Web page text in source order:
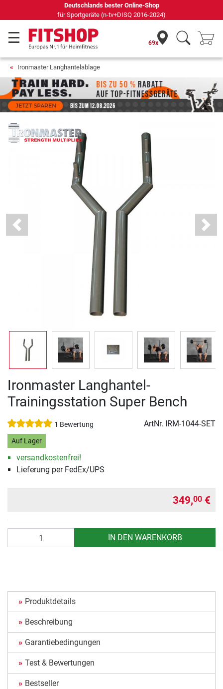
bester Online-Shop
(n-tv+DISQ 2016-2024)
69x
Ironmaster Langhantelablage
Previous Next
Ironmaster Langhantel-
Trainingsstation Super Bench
1 Bewertung ArtNr. IRM-1044-SET
Auf Lager
versandkostenfrei!
Lieferung per FedEx/UPS
349,00 €
IN DEN WARENKORB
Produktdetails
Beschreibung
Garantiebedingungen
Test & Bewertungen
Bestseller